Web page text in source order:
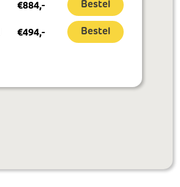
€884,- Bestel
€494,- Bestel